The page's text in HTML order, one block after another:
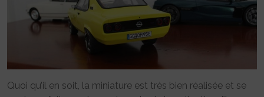
Quoi qu’il en soit, la miniature est très bien réalisée et se